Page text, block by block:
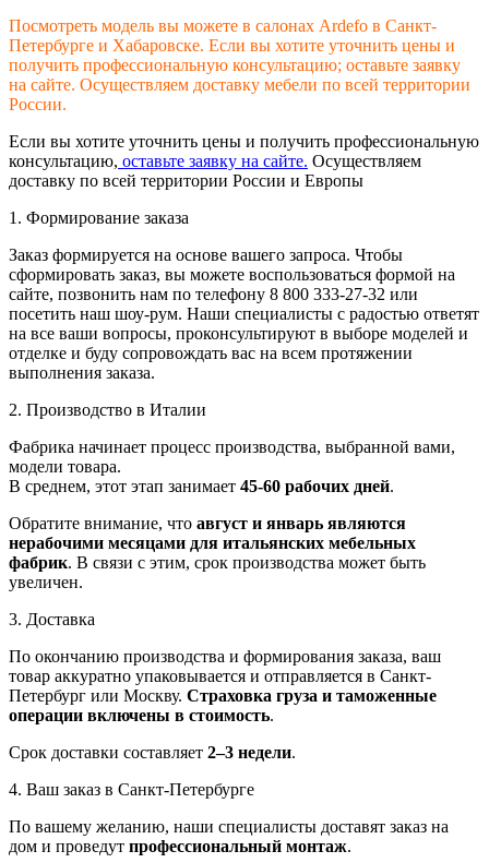
Посмотреть модель вы можете в салонах Ardefo в Санкт-
Петербурге и Хабаровске. Если вы хотите уточнить цены и
получить профессиональную консультацию; оставьте заявку
на сайте. Осуществляем доставку мебели по всей территории
России.
Если вы хотите уточнить цены и получить профессиональную
консультацию, оставьте заявку на сайте. Осуществляем
доставку по всей территории России и Европы
1. Формирование заказа
Заказ формируется на основе вашего запроса. Чтобы
сформировать заказ, вы можете воспользоваться формой на
сайте, позвонить нам по телефону 8 800 333-27-32 или
посетить наш шоу-рум. Наши специалисты с радостью ответят
на все ваши вопросы, проконсультируют в выборе моделей и
отделке и буду сопровождать вас на всем протяжении
выполнения заказа.
2. Производство в Италии
Фабрика начинает процесс производства, выбранной вами,
модели товара.
В среднем, этот этап занимает 45-60 рабочих дней.
Обратите внимание, что август и январь являются
нерабочими месяцами для итальянских мебельных
фабрик. В связи с этим, срок производства может быть
увеличен.
3. Доставка
По окончанию производства и формирования заказа, ваш
товар аккуратно упаковывается и отправляется в Санкт-
Петербург или Москву. Страховка груза и таможенные
операции включены в стоимость.
Срок доставки составляет 2–3 недели.
4. Ваш заказ в Санкт-Петербурге
По вашему желанию, наши специалисты доставят заказ на
дом и проведут профессиональный монтаж.